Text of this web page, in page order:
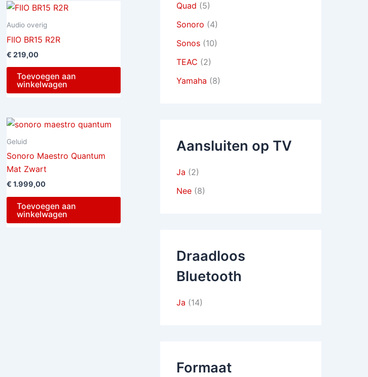
Audio overig
FIIO BR15 R2R
€ 219,00
Toevoegen aan
winkelwagen
Geluid
Sonoro Maestro Quantum
Mat Zwart
€ 1.999,00
Toevoegen aan
winkelwagen
Quad (5)
Sonoro (4)
Sonos (10)
TEAC (2)
Yamaha (8)
Aansluiten op TV
Ja (2)
Nee (8)
Draadloos
Bluetooth
Ja (14)
Formaat